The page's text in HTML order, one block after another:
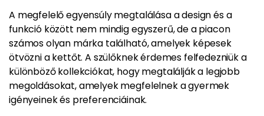
A megfelelő egyensúly megtalálása a design és a
funkció között nem mindig egyszerű, de a piacon
számos olyan márka található, amelyek képesek
ötvözni a kettőt. A szülőknek érdemes felfedezniük a
különböző kollekciókat, hogy megtalálják a legjobb
megoldásokat, amelyek megfelelnek a gyermek
igényeinek és preferenciáinak.